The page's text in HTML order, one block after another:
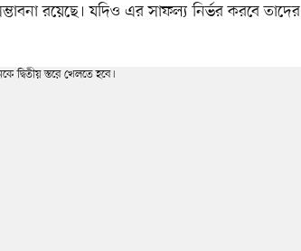
রয়েছে। যদিও এর সাফল্য নির্ভর করবে তাদের